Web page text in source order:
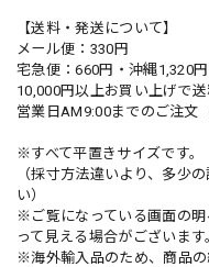
【送料・発送について】
メール便：330円
宅急便：660円・沖縄1,320円
10,000円以上お買い上げで
営業日AM9:00までのご注文
※すべて平置きサイズです。
（採寸方法違いより、多少
い）
※ご覧になっている画面の
って見える場合がございます
※海外輸入品のため、商品